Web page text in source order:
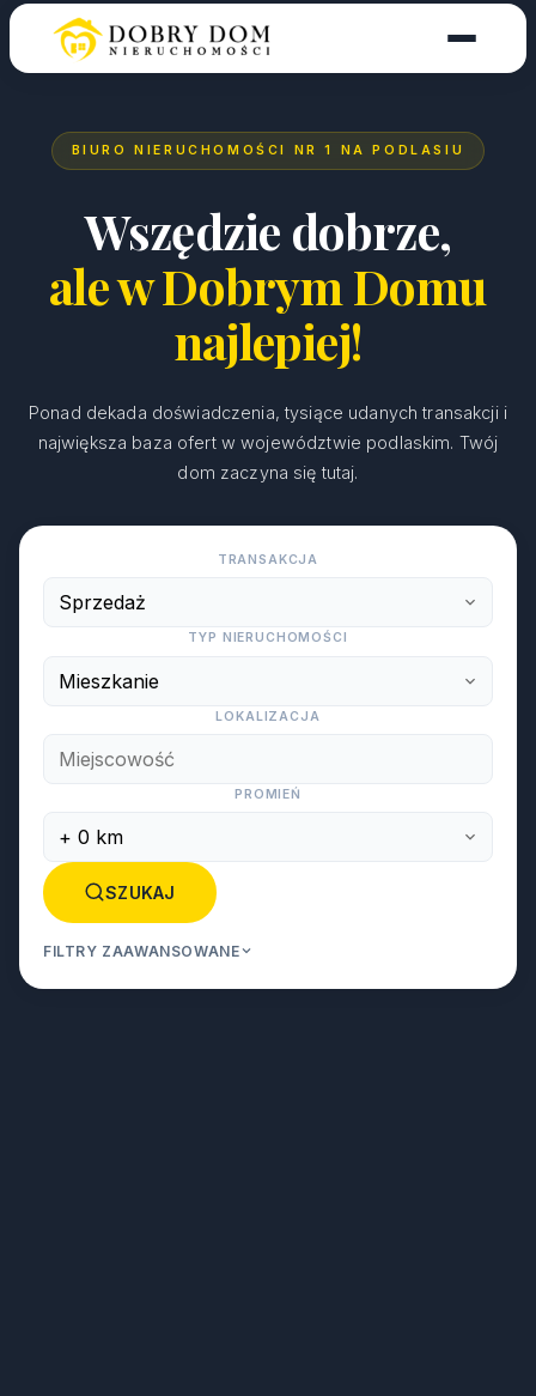
BIURO NIERUCHOMOŚCI NR 1 NA PODLASIU
Wszędzie dobrze,
ale w Dobrym Domu
najlepiej!
Ponad dekada doświadczenia, tysiące udanych transakcji i
największa baza ofert w województwie podlaskim. Twój
dom zaczyna się tutaj.
TRANSAKCJA
TYP NIERUCHOMOŚCI
LOKALIZACJA
PROMIEŃ
SZUKAJ
FILTRY ZAAWANSOWANE